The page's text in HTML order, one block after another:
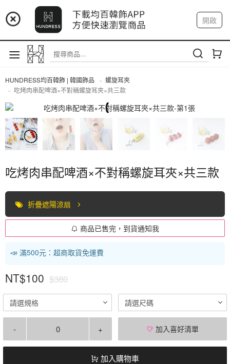
📢 市集預告：9/4-9/6 淡水捷運站
📢 市集預告：9/12-9/13 八里海巡基地
📢 市集預告：8/22-8/23 桃園青埔置地廣場
開啟
註冊 我的帳戶
HUNDRESS均百韓飾 | 韓國飾品
螺旋耳夾
吃烤肉串配啤酒×不對稱螺旋耳夾×共三款
螺旋耳夾
吃烤肉串配啤酒×不對稱螺旋耳夾×共三款
折疊遮陽涼扇
商品已售完，到貨通知我
📣 滿500元：超商取貨免運費
NT$100 $380
請選規格 請選尺碼
- + 加入喜好清單
加入購物車